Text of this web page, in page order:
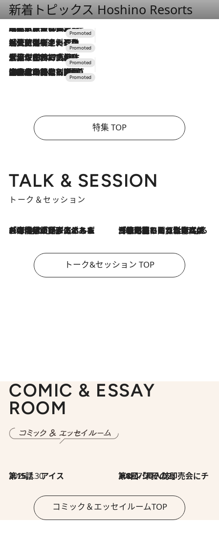
新着トピックス Hoshino Resorts
2026.7.31
【ホテル帰省】という選択肢をOMOが提案。家族とほどよい距離を保つには「昼は実家、夜は気兼ねなくホテルで！」
2026.7.24
【夏限定ディナーコース】旬を迎える稚鮎や花ズッキーニなどをイタリア・トスカーナの郷土料理の手法で満喫！
2026.7.17
「土佐和ハーブかき氷」がOMO7高知に登場！生姜、山椒、大葉など目にも舌にも涼を呼ぶ郷土の味
2026.7.10
NEW OPEN！【界 草津】名湯の地に誕生。趣の異なる2種の温泉と上州ならではの会席・蕎麦割烹など美食を味わう究極の癒やし旅
特集 TOP
TALK & SESSION
トーク＆セッション
2026.8.3
「今後値上げがあるとすれば…」「リスクがあるのは今年の冬」エネルギー専門家が語る、ホルムズ海峡封鎖が家庭にもたらす“ある心配” 2026.8.3
「住宅建てられない…」「サーチャージ料の高値が続いている」ホルムズ海峡封鎖による影響はいつまで続く？《エネルギー専門家に聞く“どうなる日本の暮らし”》
トーク&セッション TOP
COMIC & ESSAY
ROOM
2026.7.30
第15話 アイス 2026.7.30
第8回「同人誌即売会にチャレンジ その2」
コミック＆エッセイルームTOP